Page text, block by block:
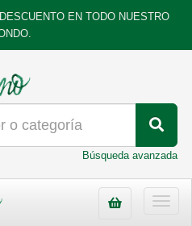
EN TODO NUESTRO
Búsqueda avanzada